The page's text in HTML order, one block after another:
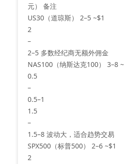
元） 备注
US30（道琼斯） 2–5 ~$1
2
–
2–5 多数经纪商无额外佣金
NAS100（纳斯达克100） 3–8 ~
0.5
–
0.5–1
1.5
–
1.5–8 波动大，适合趋势交易
SPX500（标普500） 2–6 ~$1
2